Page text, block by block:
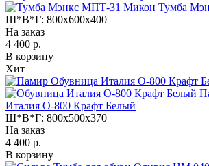
Микон Тумба
Ш*В*Г: 800x600x400
На заказ
4 400 р.
В корзину
Хит
Италия О-800 Крафт Белый
Ш*В*Г: 800x500x370
На заказ
4 400 р.
В корзину